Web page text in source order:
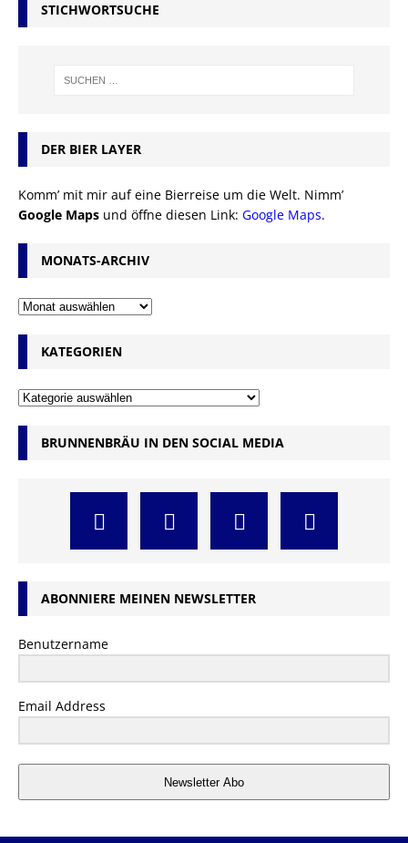
STICHWORTSUCHE
DER BIER LAYER
Komm’ mit mir auf eine Bierreise um die Welt. Nimm’
Google Maps und öffne diesen Link: Google Maps.
MONATS-ARCHIV
KATEGORIEN
BRUNNENBRÄU IN DEN SOCIAL MEDIA
ABONNIERE MEINEN NEWSLETTER
Benutzername
Email Address
Newsletter Abo